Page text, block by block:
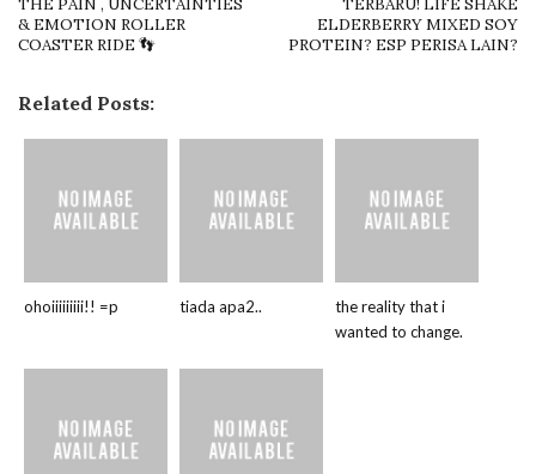
& EMOTION ROLLER
COASTER RIDE 👣
ELDERBERRY MIXED SOY
PROTEIN? ESP PERISA LAIN?
Related Posts:
ohoiiiiiiiii!! =p tiada apa2..
the reality that i
wanted to change.